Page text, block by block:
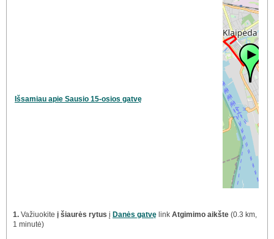
Išsamiau apie Sausio 15-osios gatvę
1. Važiuokite į šiaurės rytus į Danės gatvę link Atgimimo aikšte (0.3 km,
1 minutė)